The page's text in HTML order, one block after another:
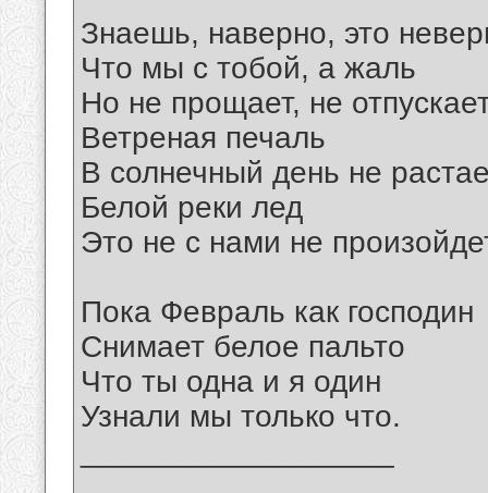
Знаешь, наверно, это
Что мы с тобой, а жаль
Но не прощает, не
Ветреная печаль
В солнечный день не
Белой реки лед
Это не с нами не
Пока Февраль как господин
Снимает белое пальто
Что ты одна и я один
Узнали мы только что.